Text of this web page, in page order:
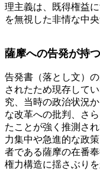
理主義は、既得権益
を無視した非情な中
薩摩への告発が持
告発書（落とし文）
されたため現存して
究、当時の政治状況
な改革への批判、さ
たことが強く推測さ
力集中や急進的な政
者である薩摩の在番
権力構造に揺さぶり